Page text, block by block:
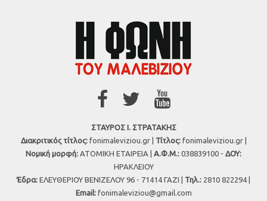
ΣΤΑΥΡΟΣ Ι. ΣΤΡΑΤΑΚΗΣ
Διακριτικός τίτλος:fonimaleviziou.gr | Τίτλος:fonimaleviziou.gr |
Νομική μορφή: ΑΤΟΜΙΚΗ ΕΤΑΙΡΕΙΑ | Α.Φ.Μ.: 038839100 - ΔΟΥ:
ΗΡΑΚΛΕΙΟΥ
Έδρα: ΕΛΕΥΘΕΡΙΟΥ ΒΕΝΙΖΕΛΟΥ 96 - 71414 ΓΑΖΙ | Τηλ.: 2810 822294 |
Εmail: fonimaleviziou@gmail.com